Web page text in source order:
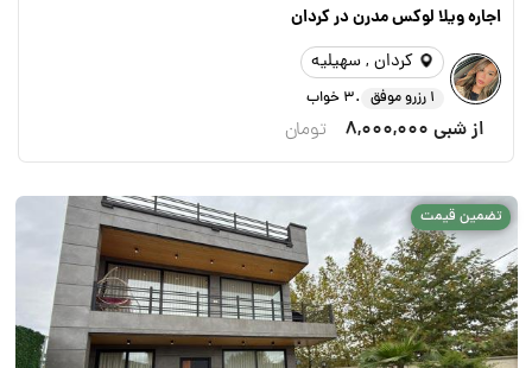
اجاره ویلا لوکس مدرن در کردان
کردان , سهیلیه
1 رزرو موفق .3 خواب
از شبی 8,000,000 تومان
تضمین قیمت